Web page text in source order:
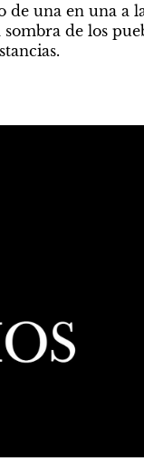
de una en una a
de los